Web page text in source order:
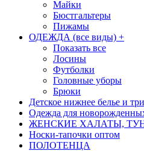
Майки
Бюстгальтеры
Пижамы
ОДЕЖДА (все виды) +
Показать все
Лосины
Футболки
Головные уборы
Брюки
Детское нижнее белье и
Одежда для
ЖЕНСКИЕ ХАЛАТЫ,
Носки-тапочки оптом
ПОЛОТЕНЦА